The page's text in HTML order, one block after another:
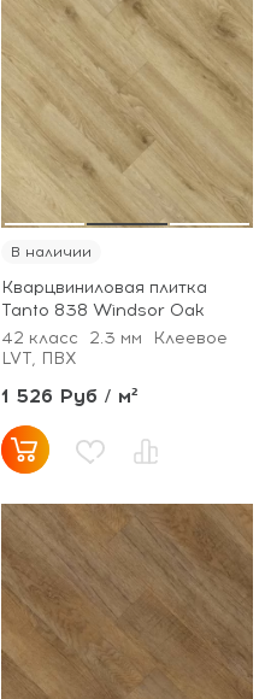
В наличии
Кварцвиниловая плитка
Tanto 838 Windsor Oak
42 класс
2.3 мм
Клеевое
LVT, ПВХ
1 526 Руб / м²